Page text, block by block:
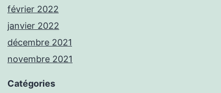
février 2022
janvier 2022
décembre 2021
novembre 2021
Catégories